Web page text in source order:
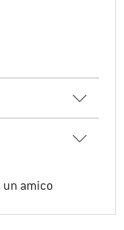
un amico